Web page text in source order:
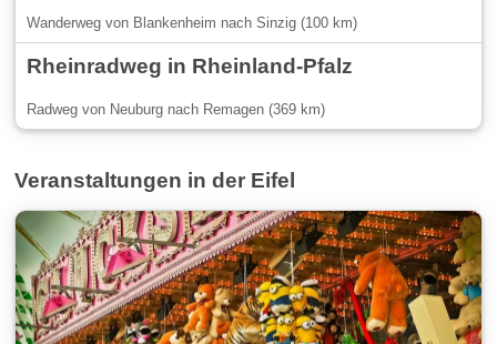
Wanderweg von Blankenheim nach Sinzig (100 km)
Rheinradweg in Rheinland-Pfalz
Radweg von Neuburg nach Remagen (369 km)
Veranstaltungen in der Eifel